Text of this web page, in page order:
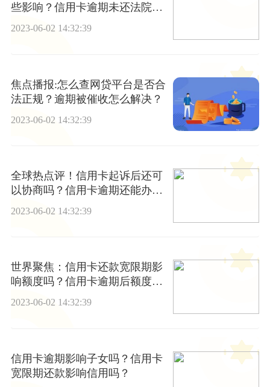
些影响？信用卡逾期未还法院起
诉流程是什么？
2023-06-02 14:32:39
焦点播报:怎么查网贷平台是否合
法正规？逾期被催收怎么解决？
2023-06-02 14:32:39
全球热点评！信用卡起诉后还可
以协商吗？信用卡逾期还能办银
2023-06-02 14:32:39
世界聚焦：信用卡还款宽限期影
响额度吗？信用卡逾期后额度会
发生变化吗？
2023-06-02 14:32:39
信用卡逾期影响子女吗？信用卡
宽限期还款影响信用吗？